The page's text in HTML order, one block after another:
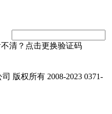
版权所有 2008-2023 0371-